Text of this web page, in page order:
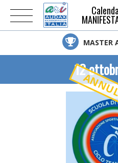
MASTER
12